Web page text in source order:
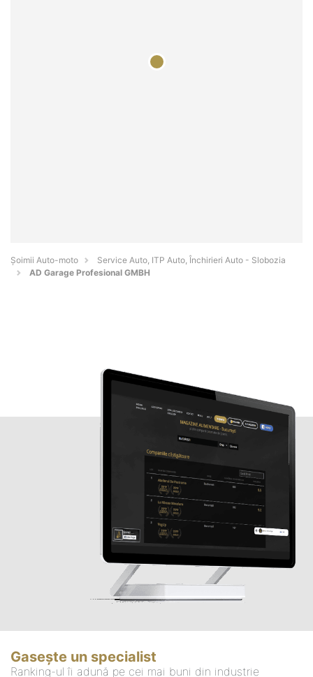
Șoimii Auto-moto
Service Auto, ITP Auto, Închirieri Auto - Slobozia
AD Garage Profesional GMBH
Gasește un specialist
Ranking-ul îi adună pe cei mai buni din industrie